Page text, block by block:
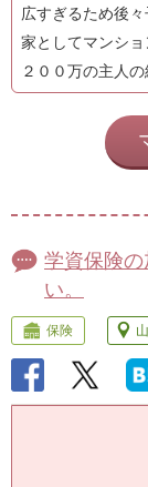
広すぎるため後
家としてマンシ
２００万の主人の
学資保険
い。
保険